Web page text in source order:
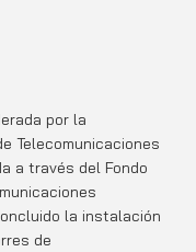
por la
Telecomunicaciones
a través del Fondo
la instalación
de